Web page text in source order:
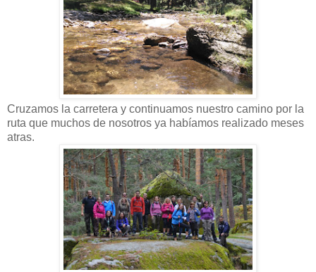
Cruzamos la carretera y continuamos nuestro camino por la
ruta que muchos de nosotros ya habíamos realizado meses
atras.